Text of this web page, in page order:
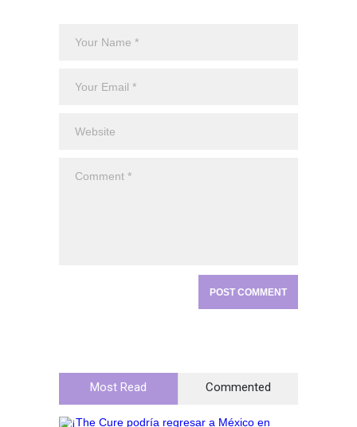
Most Read Commented